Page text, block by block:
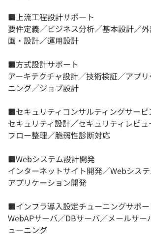
■上流工程設計サポート
要件定義／ビジネス分析／基本設計／
画・設計／運用設計
■方式設計サポート
アーキテクチャ設計／技術検証／アプ
ニング／ジョブ設計
■セキュリティコンサルティングサービ
セキュリティ設計／セキュリティレビ
フロー整理／脆弱性診断対応
■Webシステム設計開発
インターネットサイト開発／Webシス
アプリケーション開発
■インフラ導入設定チューニングサポー
WebAPサーバ／DBサーバ／メールサー
ューニング